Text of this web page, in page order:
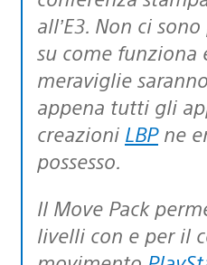
all’E3. Non ci
su come funziona
meraviglie
appena tutti gli
creazioni LBPne
possesso.
Il Move Pack permetterà di creare
livelli con e per il